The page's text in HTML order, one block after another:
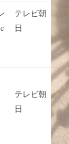
テレビ朝
日
テレビ朝
日